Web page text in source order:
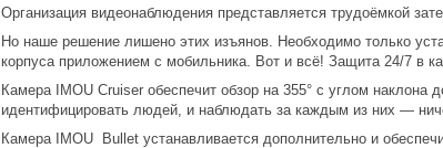
Организация видеонаблюдения представляется трудоёмкой
Но наше решение лишено этих изъянов. Необходимо только
корпуса приложением с мобильника. Вот и всё! Защита 24/7 в
Камера IMOU Cruiser обеспечит обзор на 355° с углом
идентифицировать людей, и наблюдать за каждым из них —
Камера IMOU Bullet устанавливается дополнительно и